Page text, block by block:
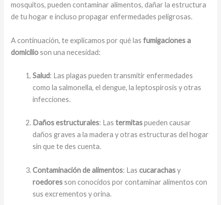
mosquitos, pueden contaminar alimentos, dañar la estructura
de tu hogar e incluso propagar enfermedades peligrosas.
A continuación, te explicamos por qué lasfumigaciones a
domicilioson una necesidad:
Salud: Las plagas pueden transmitir enfermedades
como la salmonella, el dengue, la leptospirosis y otras
infecciones.
Daños estructurales: Lastermitaspueden causar
daños graves a la madera y otras estructuras del hogar
sin que te des cuenta.
Contaminación de alimentos: Lascucarachasy
roedoresson conocidos por contaminar alimentos con
sus excrementos y orina.